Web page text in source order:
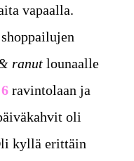
vapaalla.
ranut lounaalle
ravintolaan ja
oli
kyllä erittäin